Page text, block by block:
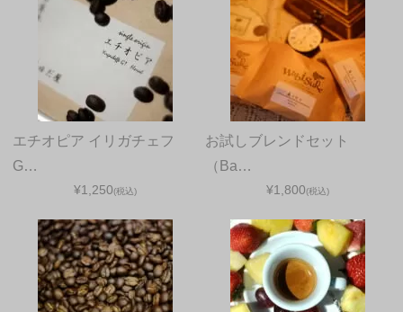
エチオピア イリガチェフ
G…
¥1,250(税込)
お試しブレンドセット
（Ba…
¥1,800(税込)